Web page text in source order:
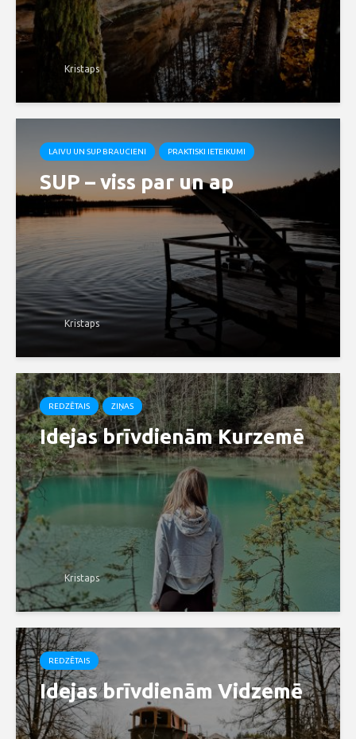
Kristaps
LAIVU UN SUP BRAUCIENI PRAKTISKI IETEIKUMI
SUP – viss par un ap
Kristaps
REDZĒTAIS ZIŅAS
Idejas brīvdienām Kurzemē
Kristaps
REDZĒTAIS
Idejas brīvdienām Vidzemē